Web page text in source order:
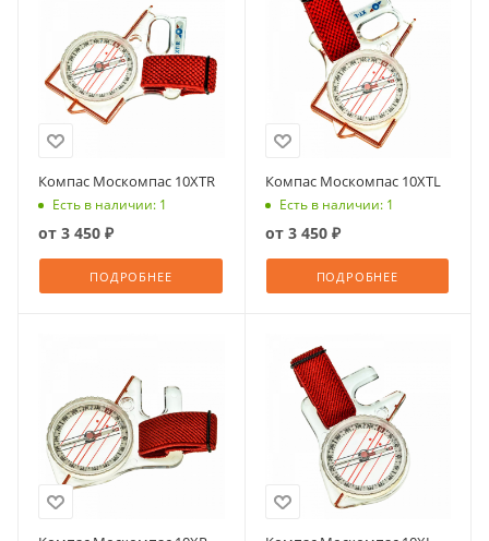
Компас Москомпас 10XTR
Есть в наличии: 1
от 3 450 ₽
ПОДРОБНЕЕ
Компас Москомпас 10XTL
Есть в наличии: 1
от 3 450 ₽
ПОДРОБНЕЕ